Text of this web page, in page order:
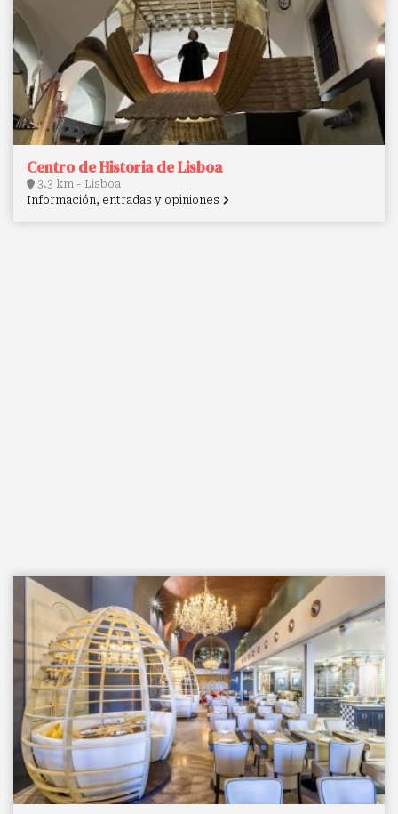
Centro de Historia de Lisboa
3.3 km - Lisboa
Información, entradas y opiniones